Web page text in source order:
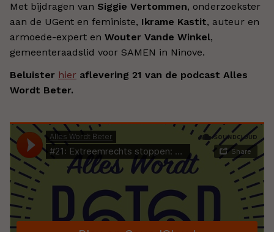
Met bijdragen van Siggie Vertommen, onderzoekster
aan de UGent en feministe, Ikrame Kastit, auteur en
armoede-expert en Wouter Vande Winkel,
gemeenteraadslid voor SAMEN in Ninove.
Beluister hier aflevering 21 van de podcast Alles
Wordt Beter.